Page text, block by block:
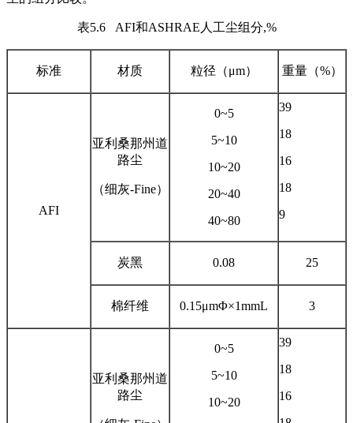
表5.6 AFI和ASHRAE人工尘组分,%
标准 材质 粒径（μm） 重量（%）
AFI
亚利桑那州道
路尘
（细灰-Fine）
0~5
5~10
10~20
20~40
40~80
39
18
16
18
9
炭黑 0.08 25
棉纤维 0.15μmΦ×1mmL 3
亚利桑那州道
路尘
0~5
5~10
10~20
39
18
16